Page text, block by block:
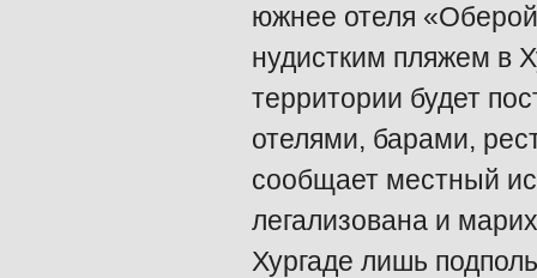
южнее отеля
нудистким пляжем в
территории будет
отелями, барами,
сообщает местный
легализована и
Хургаде лишь